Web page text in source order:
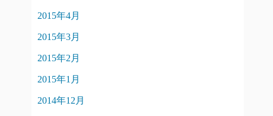
2015年4月
2015年3月
2015年2月
2015年1月
2014年12月